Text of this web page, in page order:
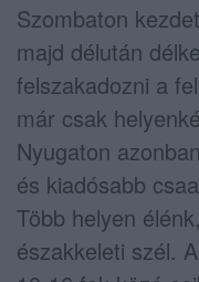
Szombaton
majd délután
felszakadozni a
már csak
Nyugaton
és kiadósabb
Több helyen
északkeleti szél.